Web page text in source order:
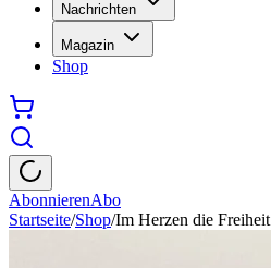
Nachrichten
Magazin
Shop
AbonnierenAbo
Startseite/Shop/Im Herzen die Freiheit